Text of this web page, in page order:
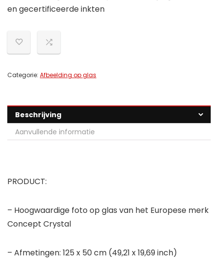
en gecertificeerde inkten
Categorie: Afbeelding op glas
Beschrijving
Aanvullende informatie
PRODUCT:
– Hoogwaardige foto op glas van het Europese merk
Concept Crystal
– Afmetingen: 125 x 50 cm (49,21 x 19,69 inch)